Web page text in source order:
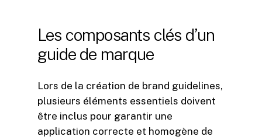
Les composants clés d’un
guide de marque
Lors de la création de brand guidelines,
plusieurs éléments essentiels doivent
être inclus pour garantir une
application correcte et homogène de